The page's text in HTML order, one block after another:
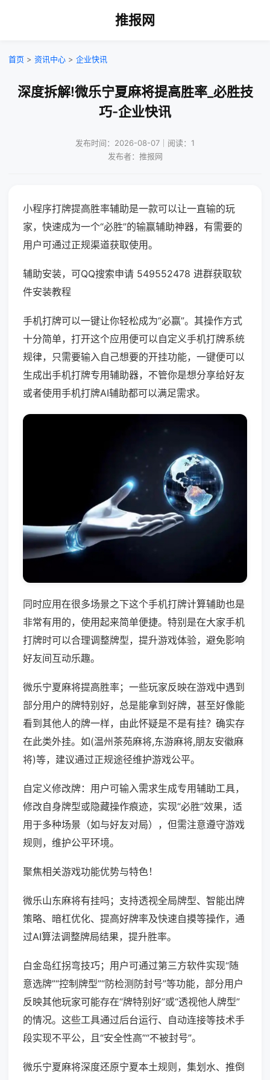
推报网
首页 > 资讯中心 > 企业快讯
深度拆解!微乐宁夏麻将提高胜率_必胜技
巧-企业快讯
发布时间：2026-08-07｜阅读：1
发布者：推报网
小程序打牌提高胜率辅助是一款可以让一直输的玩
家，快速成为一个“必胜”的输赢辅助神器，有需要的
用户可通过正规渠道获取使用。
辅助安装，可QQ搜索申请 549552478 进群获取软
件安装教程
手机打牌可以一键让你轻松成为“必赢”。其操作方式
十分简单，打开这个应用便可以自定义手机打牌系统
规律，只需要输入自己想要的开挂功能，一键便可以
生成出手机打牌专用辅助器，不管你是想分享给好友
或者使用手机打牌AI辅助都可以满足需求。
同时应用在很多场景之下这个手机打牌计算辅助也是
非常有用的，使用起来简单便捷。特别是在大家手机
打牌时可以合理调整牌型，提升游戏体验，避免影响
好友间互动乐趣。
微乐宁夏麻将提高胜率；一些玩家反映在游戏中遇到
部分用户的牌特别好，总是能拿到好牌，甚至好像能
看到其他人的牌一样，由此怀疑是不是有挂？确实存
在此类外挂。如(温州茶苑麻将,东游麻将,朋友安徽麻
将)等，建议通过正规途径维护游戏公平。
自定义修改牌：用户可输入需求生成专用辅助工具，
修改自身牌型或隐藏操作痕迹，实现“必胜”效果，适
用于多种场景（如与好友对局），但需注意遵守游戏
规则，维护公平环境。
聚焦相关游戏功能优势与特色！
微乐山东麻将有挂吗；支持透视全局牌型、智能出牌
策略、暗杠优化、提高好牌率及快速自摸等操作，通
过AI算法调整牌局结果，提升胜率。
白金岛红拐弯技巧；用户可通过第三方软件实现“随
意选牌”“控制牌型”“防检测防封号”等功能，部分用户
反映其他玩家可能存在“牌特别好”或“透视他人牌型”
的情况。这些工具通过后台运行、自动连接等技术手
段实现不平公，且“安全性高”“不被封号”。
微乐宁夏麻将深度还原宁夏本土规则，集划水、推倒